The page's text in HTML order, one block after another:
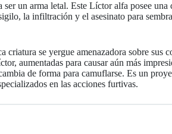
un arma letal. Este Líctor alfa posee
la infiltración y el asesinato para
se yergue amenazadora sobre sus
aumentadas para causar aún más
de forma para camuflarse. Es un
en las acciones furtivas.